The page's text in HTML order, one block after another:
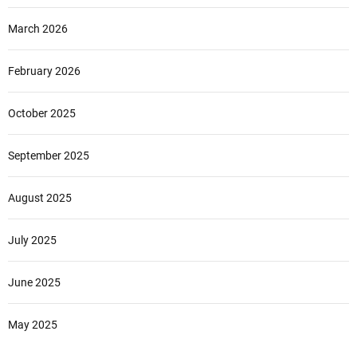
March 2026
February 2026
October 2025
September 2025
August 2025
July 2025
June 2025
May 2025